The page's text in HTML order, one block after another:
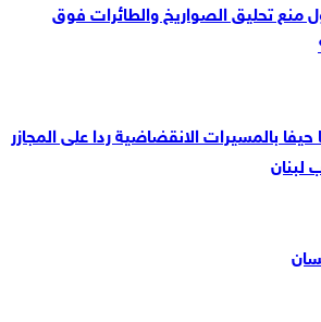
منع تحليق الصواريخ والطائرات فوق
بالمسيرات الانقضاضية ردا على المجازر
لبنان